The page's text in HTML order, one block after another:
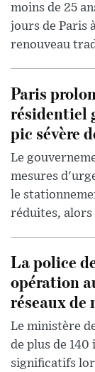
moins de 25
jours de Paris
renouveau
Paris
résidentiel
pic sévère
Le
mesures
le
réduites, alors
La police
opération
réseaux de
Le ministère
de plus de
significatifs